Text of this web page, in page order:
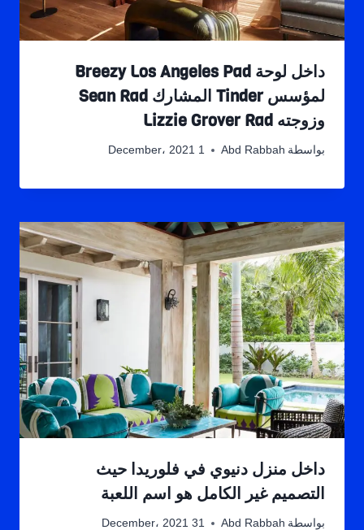
داخل لوحة Breezy Los Angeles Pad
لمؤسس Tinder المشارك Sean Rad
وزوجته Lizzie Grover Rad
بواسطة Abd Rabbah 1 December، 2021
داخل منزل دنيوي في فلوريدا حيث
التصميم غير الكامل هو اسم اللعبة
بواسطة Abd Rabbah 31 December، 2021